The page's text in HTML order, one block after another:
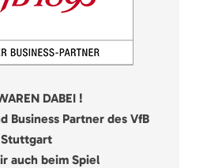
DABEI !
Business Partner des VfB
Stuttgart
auch beim Spiel